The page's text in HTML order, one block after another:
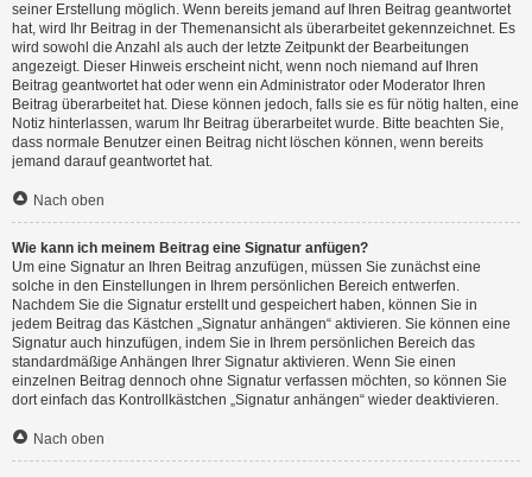
seiner Erstellung möglich. Wenn bereits jemand auf Ihren Beitrag geantwortet
hat, wird Ihr Beitrag in der Themenansicht als überarbeitet gekennzeichnet. Es
wird sowohl die Anzahl als auch der letzte Zeitpunkt der Bearbeitungen
angezeigt. Dieser Hinweis erscheint nicht, wenn noch niemand auf Ihren
Beitrag geantwortet hat oder wenn ein Administrator oder Moderator Ihren
Beitrag überarbeitet hat. Diese können jedoch, falls sie es für nötig halten, eine
Notiz hinterlassen, warum Ihr Beitrag überarbeitet wurde. Bitte beachten Sie,
dass normale Benutzer einen Beitrag nicht löschen können, wenn bereits
jemand darauf geantwortet hat.
Nach oben
Wie kann ich meinem Beitrag eine Signatur anfügen?
Um eine Signatur an Ihren Beitrag anzufügen, müssen Sie zunächst eine
solche in den Einstellungen in Ihrem persönlichen Bereich entwerfen.
Nachdem Sie die Signatur erstellt und gespeichert haben, können Sie in
jedem Beitrag das Kästchen „Signatur anhängen“ aktivieren. Sie können eine
Signatur auch hinzufügen, indem Sie in Ihrem persönlichen Bereich das
standardmäßige Anhängen Ihrer Signatur aktivieren. Wenn Sie einen
einzelnen Beitrag dennoch ohne Signatur verfassen möchten, so können Sie
dort einfach das Kontrollkästchen „Signatur anhängen“ wieder deaktivieren.
Nach oben